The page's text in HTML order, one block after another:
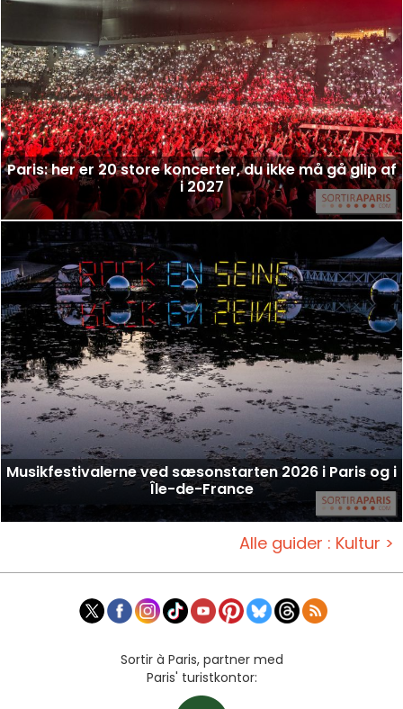
Paris: her er 20 store koncerter, du ikke må gå glip af
i 2027
Musikfestivalerne ved sæsonstarten 2026 i Paris og i
Île-de-France
Alle guider : Kultur >
Sortir à Paris, partner med
Paris' turistkontor: